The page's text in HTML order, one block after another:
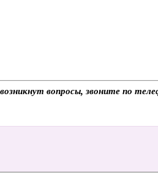
вопросы, звоните по